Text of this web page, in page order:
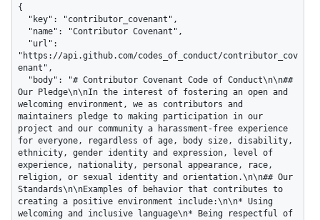
{
"https://api.github.com/codes_of_conduct/contributor_cov
enant",
Our Pledge\n\nIn the interest of fostering an open and
welcoming environment, we as contributors and
maintainers pledge to making participation in our
project and our community a harassment-free experience
for everyone, regardless of age, body size, disability,
ethnicity, gender identity and expression, level of
experience, nationality, personal appearance, race,
religion, or sexual identity and orientation.\n\n## Our
Standards\n\nExamples of behavior that contributes to
creating a positive environment include:\n\n* Using
welcoming and inclusive language\n* Being respectful of